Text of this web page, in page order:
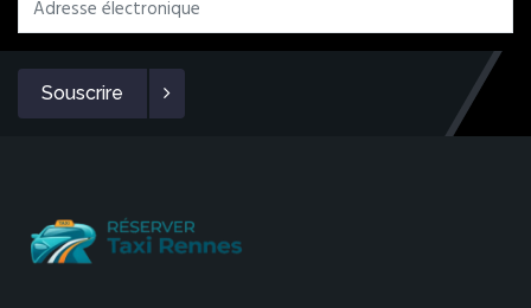
Souscrire